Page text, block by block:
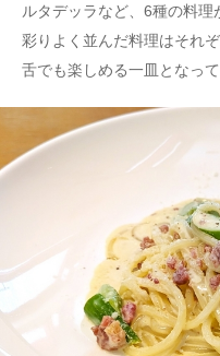
ルタデッラなど、6種の料理
彩りよく並んだ料理はそれ
舌でも楽しめる一皿となって